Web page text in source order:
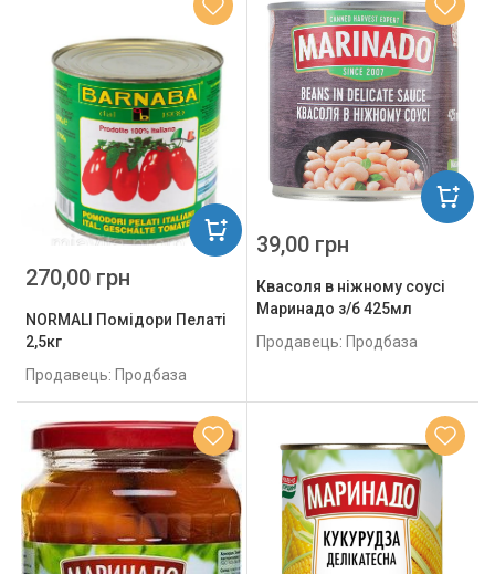
NORMALI Помідори Пелаті
2,5кг
Продавець: Продбаза
270,00 грн
Квасоля в ніжному соусі
Маринадо з/б 425мл
Продавець: Продбаза
39,00 грн